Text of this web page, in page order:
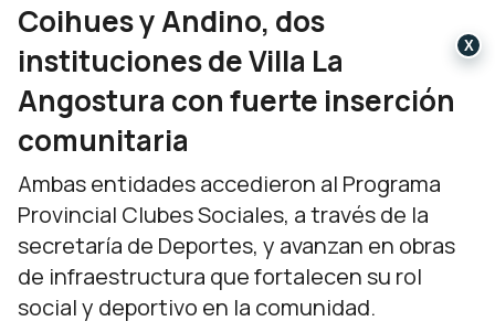
Coihues y Andino, dos
instituciones de Villa La
Angostura con fuerte inserción
comunitaria
Ambas entidades accedieron al Programa
Provincial Clubes Sociales, a través de la
secretaría de Deportes, y avanzan en obras
de infraestructura que fortalecen su rol
social y deportivo en la comunidad.
X